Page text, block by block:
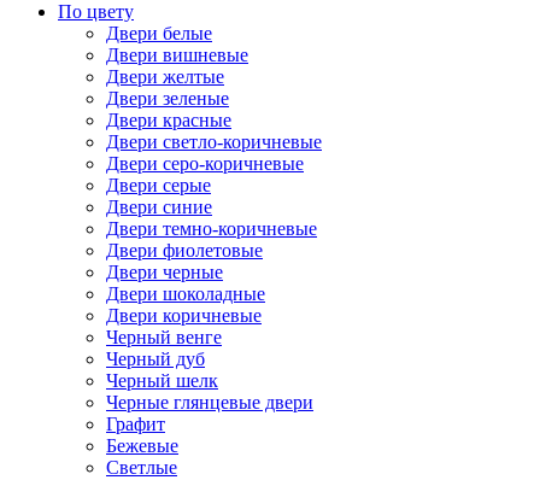
По цвету
Двери белые
Двери вишневые
Двери желтые
Двери зеленые
Двери красные
Двери светло-коричневые
Двери серо-коричневые
Двери серые
Двери синие
Двери темно-коричневые
Двери фиолетовые
Двери черные
Двери шоколадные
Двери коричневые
Черный венге
Черный дуб
Черный шелк
Черные глянцевые двери
Графит
Бежевые
Светлые